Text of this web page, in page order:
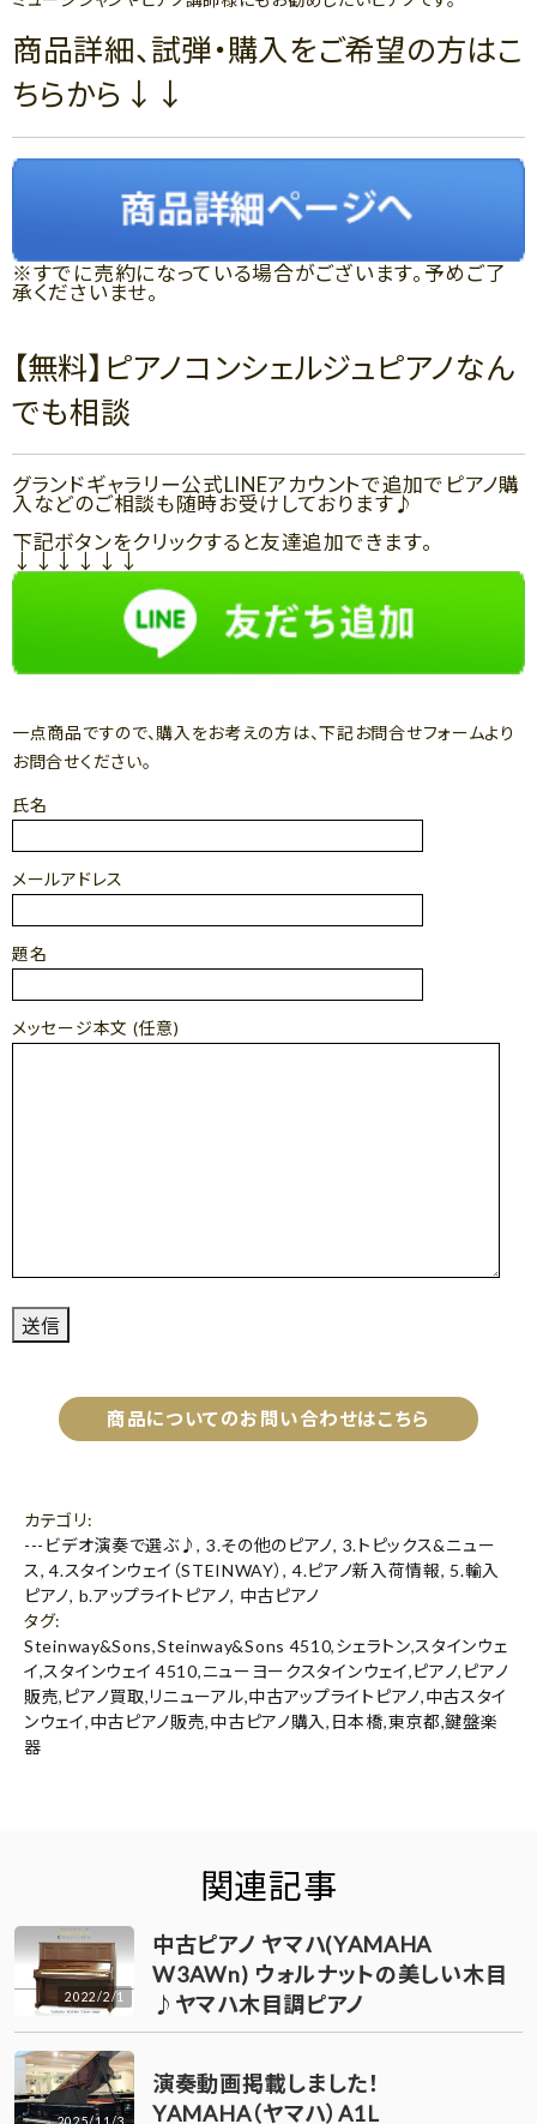
商品詳細、試弾・購入をご希望の方はこ
ちらから↓↓
※すでに売約になっている場合がございます。予めご了
承くださいませ。
【無料】ピアノコンシェルジュピアノなん
でも相談
グランドギャラリー公式LINEアカウントで追加でピアノ購
入などのご相談も随時お受けしております♪
下記ボタンをクリックすると友達追加できます。
↓↓↓↓↓↓
一点商品ですので、購入をお考えの方は、下記お問合せフォームより
お問合せください。
氏名
メールアドレス
題名
メッセージ本文 (任意)
商品についてのお問い合わせはこちら
カテゴリ:
---ビデオ演奏で選ぶ♪, 3.その他のピアノ, 3.トピックス&ニュー
ス,4.スタインウェイ（STEINWAY）, 4.ピアノ新入荷情報, 5.輸入
ピアノ, b.アップライトピアノ, 中古ピアノ
タグ:
Steinway&Sons,Steinway&Sons 4510,シェラトン,スタインウェ
イ,スタインウェイ 4510,ニューヨークスタインウェイ,ピアノ, ピアノ
販売, ピアノ買取,リニューアル,中古アップライトピアノ,中古スタイ
ンウェイ,中古ピアノ販売,中古ピアノ購入, 日本橋,東京都,鍵盤楽
器
関連記事
2022/2/1
中古ピアノ ヤマハ(YAMAHA
W3AWn) ウォルナットの美しい木目
♪ヤマハ木目調ピアノ
演奏動画掲載しました！
YAMAHA（ヤマハ）A1L